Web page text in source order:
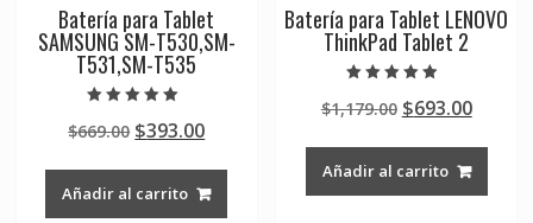
Batería para Tablet
SAMSUNG SM-T530,SM-
T531,SM-T535
5.00
de 5
$669.00 Original
was:
$669.00.
$393.00Current
$393.00.
Añadir al carrito
Batería para Tablet LENOVO
ThinkPad Tablet 2
4.50
de 5
$1,179.00 Original
was:
$1,179.00.
$693.00
Añadir al carrito